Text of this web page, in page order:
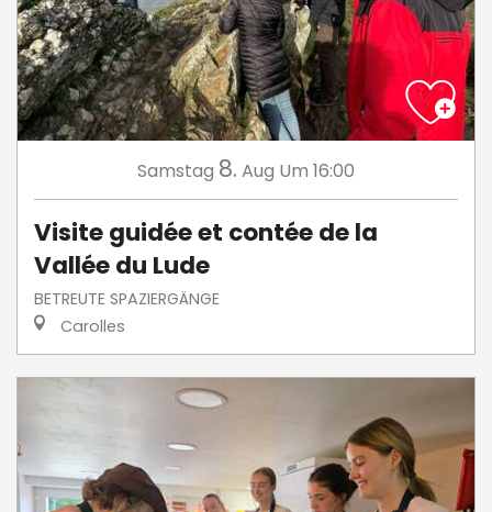
Samstag 8. Aug Um 16:00
Visite guidée et contée de la
Vallée du Lude
BETREUTE SPAZIERGÄNGE
Carolles